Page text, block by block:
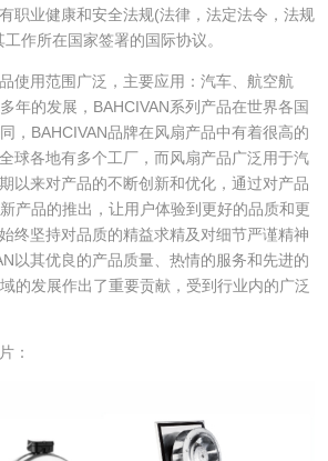
职业健康和安全法规(法律，法定法令，法规
作所在国家签署的国际协议。
使用范围广泛，主要应用：汽车、航空航
年的发展，BAHCIVAN系列产品在世界各国
，BAHCIVAN品牌在风扇产品中有着很高的
球各地有多个工厂，而风扇产品广泛用于汽
以来对产品的不断创新和优化，通过对产品
产品的推出，让用户体验到更好的品质和更
终坚持对品质的精益求精及对细节严谨精神
以其优良的产品质量、热情的服务和先进的
的发展作出了重要贡献，受到行业内的广泛
：